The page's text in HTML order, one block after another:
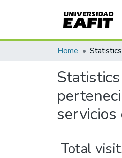
Home Statistics
Total